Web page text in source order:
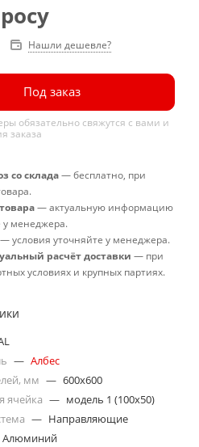
Нашли дешевле?
Под заказ
обязательно свяжутся с вами и
заказа
со склада— бесплатно, при
— актуальную информацию
у менеджера.
— условия уточняйте у менеджера.
расчёт доставки — при
условиях и крупных партиях.
— Албес
мм — 600x600
ячейка — модель 1 (100х50)
— Направляющие
Алюминий